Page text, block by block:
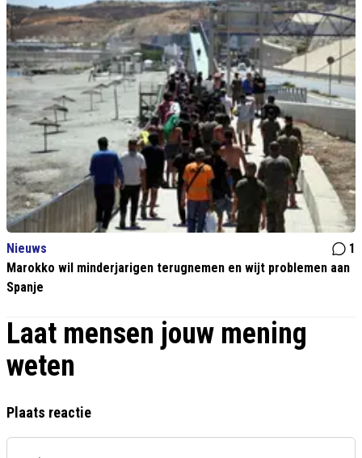
Nieuws
1
Marokko wil minderjarigen terugnemen en wijt problemen aan
Spanje
Laat mensen jouw mening
weten
Plaats reactie